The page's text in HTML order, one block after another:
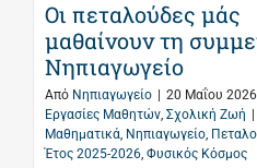
Οι πεταλούδες μάς
μαθαίνουν τη
Νηπιαγωγείο
Από Νηπιαγωγείο 20 Μαΐου 2026
Εργασίες Μαθητών, Σχολική Ζωή
Μαθηματικά, Νηπιαγωγείο,
Έτος 2025-2026, Φυσικός Κόσμος